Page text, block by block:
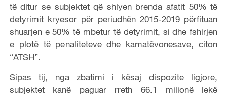
të ditur se subjektet që shlyen brenda afatit 50% të
detyrimit kryesor për periudhën 2015-2019 përfituan
shuarjen e 50% të mbetur të detyrimit, si dhe fshirjen
e plotë të penaliteteve dhe kamatëvonesave, citon
“ATSH”.
Sipas tij, nga zbatimi i kësaj dispozite ligjore,
subjektet kanë paguar rreth 66.1 milionë lekë